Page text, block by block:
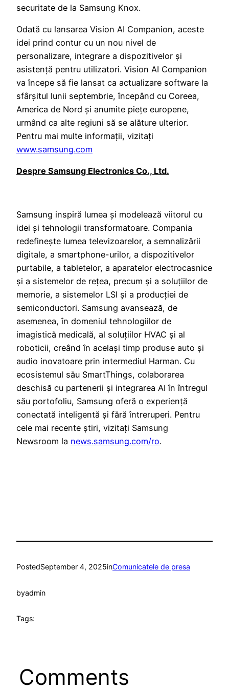
securitate de la Samsung Knox.
Odată cu lansarea Vision AI Companion, aceste
idei prind contur cu un nou nivel de
personalizare, integrare a dispozitivelor și
asistență pentru utilizatori. Vision AI Companion
va începe să fie lansat ca actualizare software la
sfârșitul lunii septembrie, începând cu Coreea,
America de Nord și anumite piețe europene,
urmând ca alte regiuni să se alăture ulterior.
Pentru mai multe informații, vizitați
www.samsung.com
Despre Samsung Electronics Co., Ltd.
Samsung inspiră lumea și modelează viitorul cu
idei și tehnologii transformatoare. Compania
redefinește lumea televizoarelor, a semnalizării
digitale, a smartphone-urilor, a dispozitivelor
purtabile, a tabletelor, a aparatelor electrocasnice
și a sistemelor de rețea, precum și a soluțiilor de
memorie, a sistemelor LSI și a producției de
semiconductori. Samsung avansează, de
asemenea, în domeniul tehnologiilor de
imagistică medicală, al soluțiilor HVAC și al
roboticii, creând în același timp produse auto și
audio inovatoare prin intermediul Harman. Cu
ecosistemul său SmartThings, colaborarea
deschisă cu partenerii și integrarea AI în întregul
său portofoliu, Samsung oferă o experiență
conectată inteligentă și fără întreruperi. Pentru
cele mai recente știri, vizitați Samsung
Newsroom la news.samsung.com/ro.
PostedSeptember 4, 2025inComunicatele de presa
byadmin
Tags:
Comments